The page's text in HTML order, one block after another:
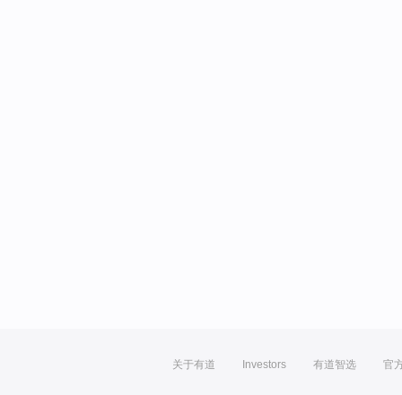
关于有道 Investors 有道智选 官